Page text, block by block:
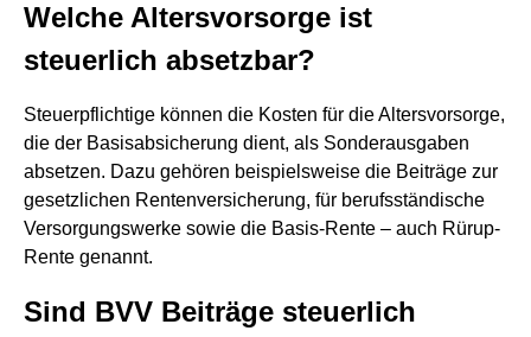
Welche Altersvorsorge ist
steuerlich absetzbar?
Steuerpflichtige können die Kosten für die Altersvorsorge,
die der Basisabsicherung dient, als Sonderausgaben
absetzen. Dazu gehören beispielsweise die Beiträge zur
gesetzlichen Rentenversicherung, für berufsständische
Versorgungswerke sowie die Basis-Rente – auch Rürup-
Rente genannt.
Sind BVV Beiträge steuerlich